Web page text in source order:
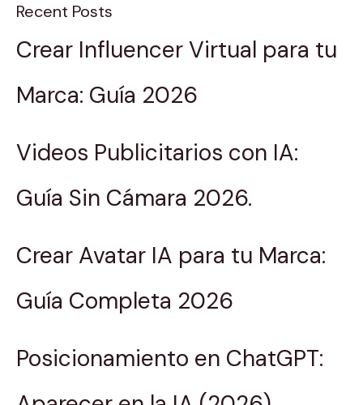
Recent Posts
Crear Influencer Virtual para tu
Marca: Guía 2026
Videos Publicitarios con IA:
Guía Sin Cámara 2026.
Crear Avatar IA para tu Marca:
Guía Completa 2026
Posicionamiento en ChatGPT: